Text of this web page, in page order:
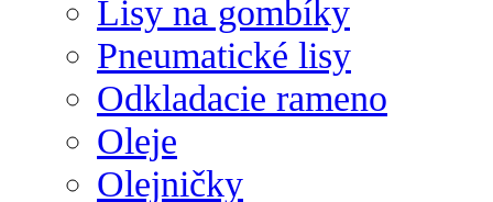
Lisy na gombíky
Pneumatické lisy
Odkladacie rameno
Oleje
Olejničky